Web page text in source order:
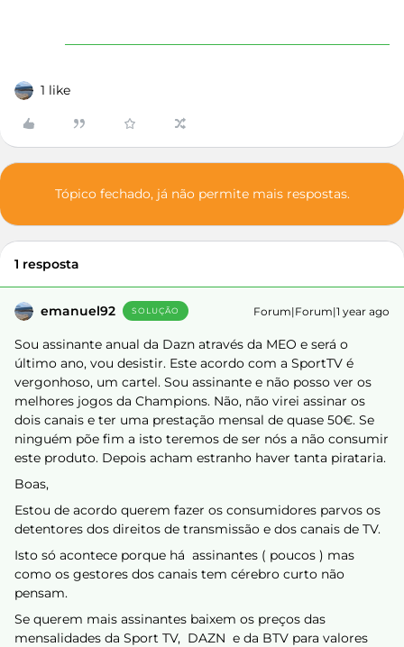
1 like
Tópico fechado, já não permite mais respostas.
1 resposta
emanuel92 SOLUÇÃO Forum|Forum|1 year ago
Sou assinante anual da Dazn através da MEO e será o
último ano, vou desistir. Este acordo com a SportTV é
vergonhoso, um cartel. Sou assinante e não posso ver os
melhores jogos da Champions. Não, não virei assinar os
dois canais e ter uma prestação mensal de quase 50€. Se
ninguém põe fim a isto teremos de ser nós a não consumir
este produto. Depois acham estranho haver tanta pirataria.
Boas,
Estou de acordo querem fazer os consumidores parvos os
detentores dos direitos de transmissão e dos canais de TV.
Isto só acontece porque há assinantes ( poucos ) mas
como os gestores dos canais tem cérebro curto não
pensam.
Se querem mais assinantes baixem os preços das
mensalidades da Sport TV, DAZN e da BTV para valores